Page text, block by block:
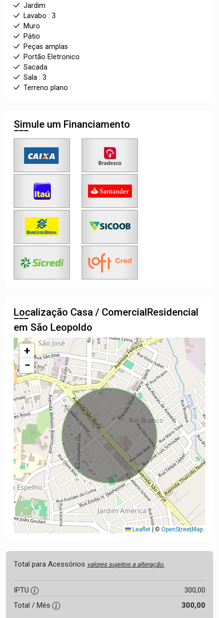
Jardim
Lavabo : 3
Muro
Pátio
Peças amplas
Portão Eletronico
Sacada
Sala : 3
Terreno plano
Simule um Financiamento
Localização Casa / ComercialResidencial
em São Leopoldo
+
−
Leaflet |© OpenStreetMap
Total para Acessórios valores sujeitos a alteração.
IPTU
300,00
Total / Mês
300,00